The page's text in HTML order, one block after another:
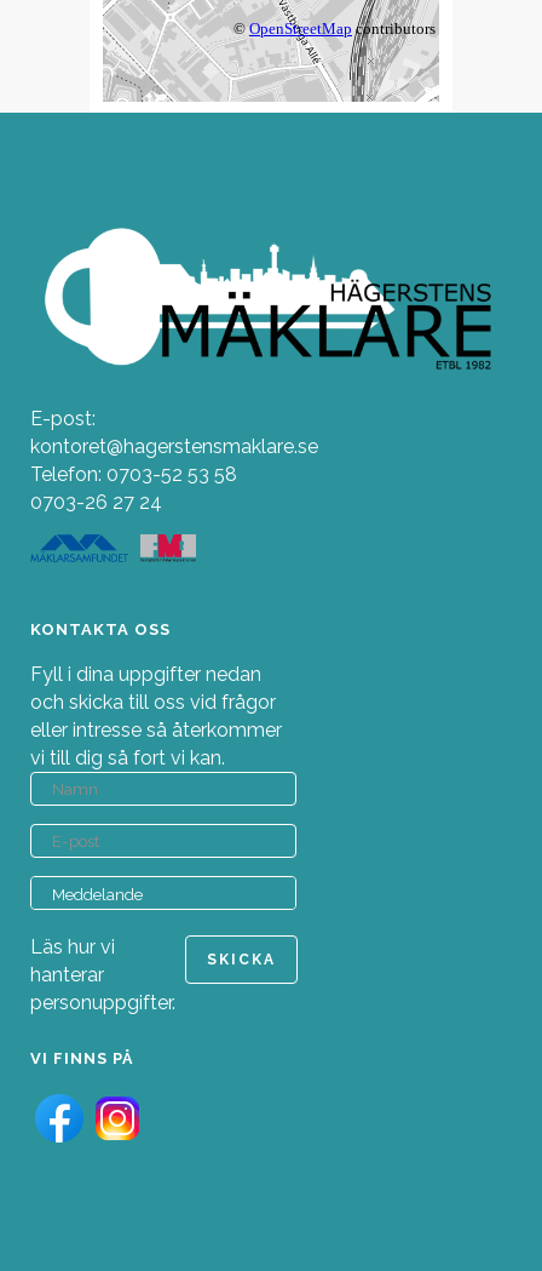
E-post:
kontoret@hagerstensmaklare.se
Telefon: 0703-52 53 58
0703-26 27 24
KONTAKTA OSS
Fyll i dina uppgifter nedan
och skicka till oss vid frågor
eller intresse så återkommer
vi till dig så fort vi kan.
Läs hur vi
hanterar
personuppgifter.
VI FINNS PÅ